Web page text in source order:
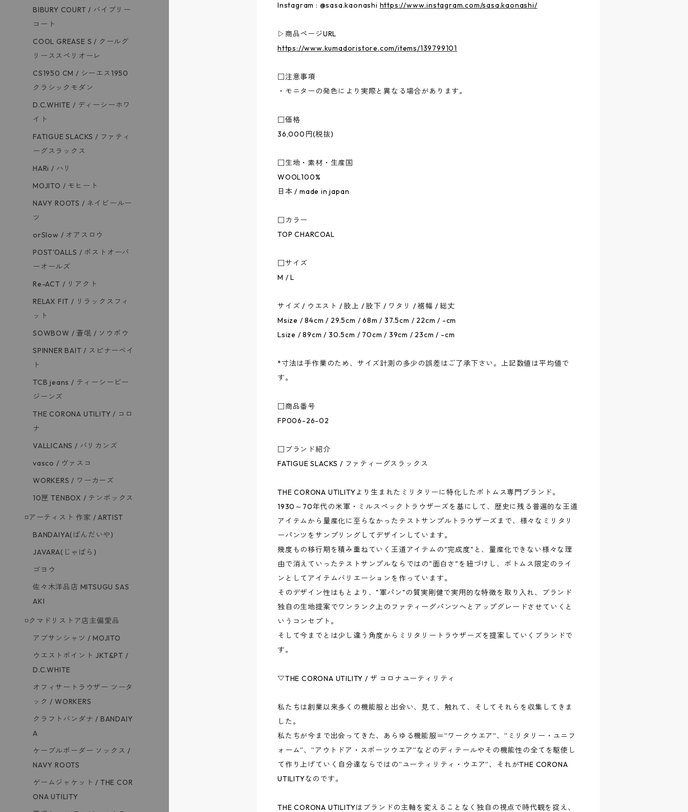
Instagram : @sasa.kaonashi https://www.instagram.com/sasa.kaonashi/
▷商品ページURL
https://www.kumadoristore.com/items/139799101
□注意事項
・モニターの発色により実際と異なる場合があります。
□価格
36,000円(税抜)
□生地・素材・生産国
WOOL100%
日本 / made in japan
□カラー
TOP CHARCOAL
□サイズ
M / L
サイズ / ウエスト / 股上 / 股下 / ワタリ / 裾幅 / 総丈
Msize / 84cm / 29.5cm / 68m / 37.5cm / 22cm / -cm
Lsize / 89cm / 30.5cm / 70cm / 39cm / 23cm / -cm
*寸法は手作業のため、サイズ計測の多少の誤差はご了承下さい。上記数値は平均値で
す。
□商品番号
FP006-26-02
□ブランド紹介
FATIGUE SLACKS / ファティーグスラックス
THE CORONA UTILITYより生まれたミリタリーに特化したボトムス専門ブランド。
1930～70年代の米軍・ミルスペックトラウザーズを基にして、歴史に残る普遍的な王道
アイテムから量産化に至らなかったテストサンプルトラウザーズまで、様々なミリタリ
ーパンツをサンプリングしてデザインしています。
幾度もの移行期を積み重ねていく王道アイテムの"完成度"と、量産化できない様々な理
由で消えていったテストサンプルならではの"面白さ"を紐づけし、ボトムス限定のライ
ンとしてアイテムバリエーションを作っています。
そのデザイン性はもとより、"軍パン"の質実剛健で実用的な特徴を取り入れ、ブランド
独自の生地提案でワンランク上のファティーグパンツへとアップグレードさせていくと
いうコンセプト。
そして今までとは少し違う角度からミリタリートラウザーズを提案していくブランドで
す。
▽THE CORONA UTILITY / ザ コロナユーティリティ
私たちは創業以来多くの機能服と出会い、見て、触れて、そしてそれらを収集してきま
した。
私たちが今まで出会ってきた、あらゆる機能服＝”ワークウエア”、”ミリタリー・ユニフ
ォーム”、”アウトドア・スポーツウエア”などのディテールやその機能性の全てを駆使し
て作り上げていく自分達ならではの”ユーティリティ・ウエア”、それがTHE CORONA
UTILITYなのです。
THE CORONA UTILITYはブランドの主軸を変えることなく独自の視点で時代観を捉え、
BIBURY COURT / バイブリー
コート
COOL GREASE S / クールグ
リーススペリオーレ
CS1950 CM / シーエス1950
クラシックモダン
D.C.WHITE / ディーシーホワ
イト
FATIGUE SLACKS / ファティ
ーグスラックス
HARi / ハリ
MOJITO / モヒート
NAVY ROOTS / ネイビールー
ツ
orSlow / オアスロウ
POST'OALLS / ポストオーバ
ーオールズ
Re-ACT / リアクト
RELAX FIT / リラックスフィ
ット
SOWBOW / 蒼氓 / ソウボウ
SPINNER BAIT / スピナーベイ
ト
TCB jeans / ティーシービー
ジーンズ
THE CORONA UTILITY / コロ
ナ
VALLICANS / バリカンズ
vasco / ヴァスコ
WORKERS / ワーカーズ
10匣 TENBOX / テンボックス
◽️アーティスト 作家 / ARTIST
BANDAIYA(ばんだいや)
JAVARA(じゃばら)
ゴヨウ
佐々木洋品店 MITSUGU SAS
AKI
◽️クマドリストア店主偏愛品
アブサンシャツ / MOJITO
ウエストポイント JKT&PT /
D.C.WHITE
オフィサートラウザー ツータ
ック / WORKERS
クラフトバンダナ / BANDAIY
A
ケーブルボーダー ソックス /
NAVY ROOTS
ゲームジャケット / THE COR
ONA UTILITY